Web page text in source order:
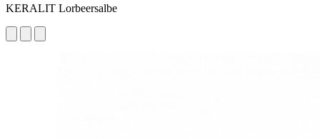
KERALIT Lorbeersalbe